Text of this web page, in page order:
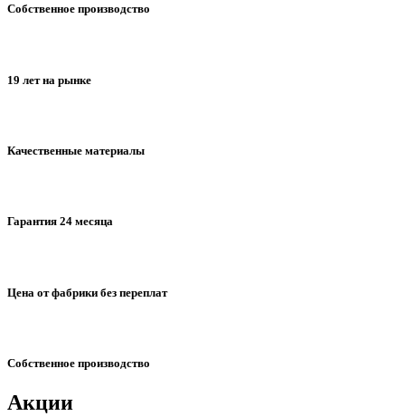
Собственное производство
19 лет на рынке
Качественные материалы
Гарантия 24 месяца
Цена от фабрики без переплат
Собственное производство
Акции